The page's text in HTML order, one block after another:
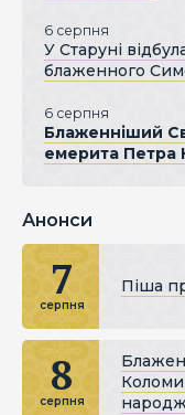
6 серпня
У Старуні
блаженного
6 серпня
Блаженніший
емерита Петра
Анонси
7
серпня
Піша
8
серпня